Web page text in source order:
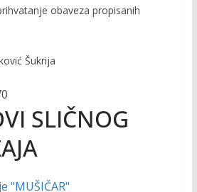
obaveza propisanih
Šukrija
SLIČNOG
"MUŠIČAR"